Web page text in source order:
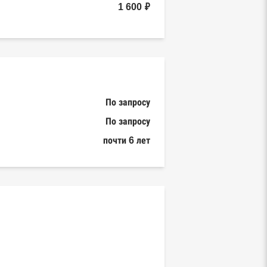
1 600 ₽
По запросу
По запросу
почти 6 лет